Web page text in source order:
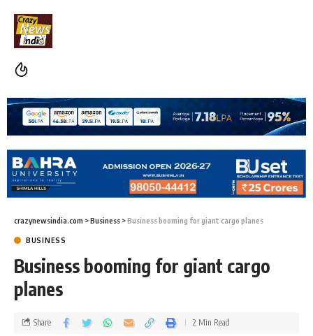
crazynewsindia.com >Business >Business booming for giant cargo planes
BUSINESS
Business booming for giant cargo
planes
Share 2 Min Read